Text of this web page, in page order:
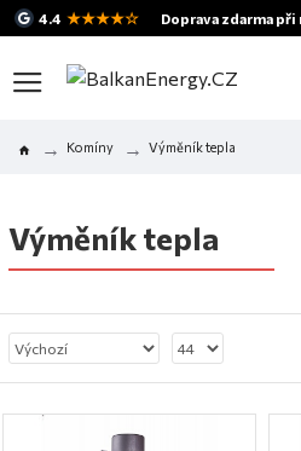
4.4 ★★★★☆ Doprava zdarma při
Komíny Výměník tepla
Výměník tepla